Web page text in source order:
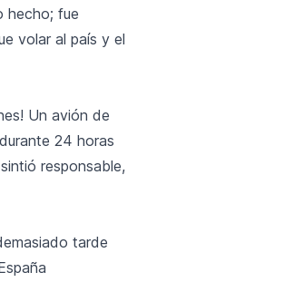
hecho; fue
volar al país y el
Un avión de
24 horas
responsable,
tarde